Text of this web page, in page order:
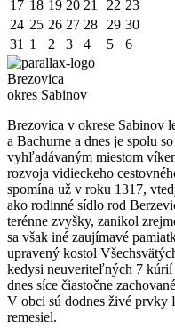
17 18 19 20 21 22 23
24 25 26 27 28 29 30
31 1 2 3 4 5 6
Brezovica
okres Sabinov
Brezovica v okrese Sabinov
a Bachurne a dnes je spolu
vyhľadávaným miestom
rozvoja vidieckeho
spomína už v roku 1317,
ako rodinné sídlo rod
terénne zvyšky, zanikol
sa však iné zaujímavé
upravený kostol
kedysi neuveriteľných 7 kúrií
dnes síce čiastočne
V obci sú dodnes živé prvky
remesiel.